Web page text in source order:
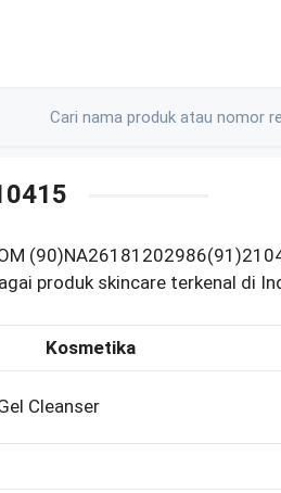
produk skincare terkenal di
Kosmetika
Cleanser